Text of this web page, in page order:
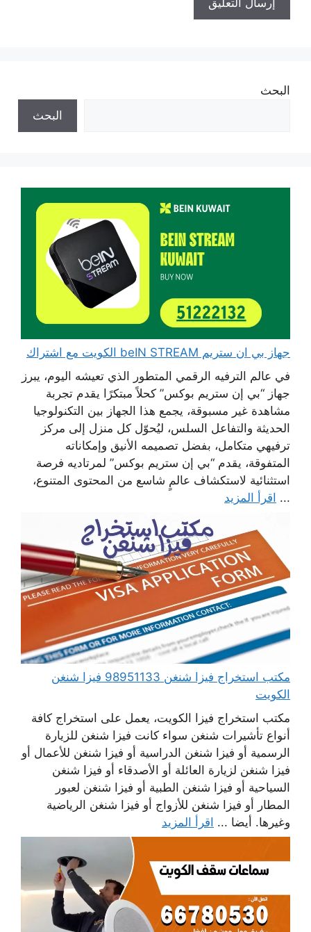
البحث
البحث
جهاز بي ان ستريم beIN STREAM الكويت مع اشتراك
في عالم الترفيه الرقمي المتطور الذي تعيشه اليوم، يبرز
جهاز “بي إن ستريم بوكس” كحلاً مبتكرًا يقدم تجربة
مشاهدة غير مسبوقة، يجمع هذا الجهاز بين التكنولوجيا
الحديثة والتفاعل السلس، ليُحوّل كل منزل إلى مركز
ترفيهي متكامل، بفضل تصميمه الأنيق وإمكاناته
المتفوقة، يقدم “بي إن ستريم بوكس” لمرتاديه فرصة
استثنائية لاستكشاف عالمٍ شاسع من المحتوى المتنوع،
... اقرأ المزيد
مكتب استخراج فيزا شنغن 98951133 فيزا شنغن
الكويت
مكتب استخراج فيزا الكويت، يعمل على استخراج كافة
أنواع تأشيرات شنغن سواء كانت فيزا شنغن للزيارة
الرسمية أو فيزا شنغن الدراسية أو فيزا شنغن للأعمال أو
فيزا شنغن لزيارة العائلة أو الأصدقاء أو فيزا شنغن
السياحية أو فيزا شنغن الطبية أو فيزا شنغن لعبور
المطار أو فيزا شنغن للأزواج أو فيزا شنغن الرياضية
وغيرها. أيضا ... اقرأ المزيد